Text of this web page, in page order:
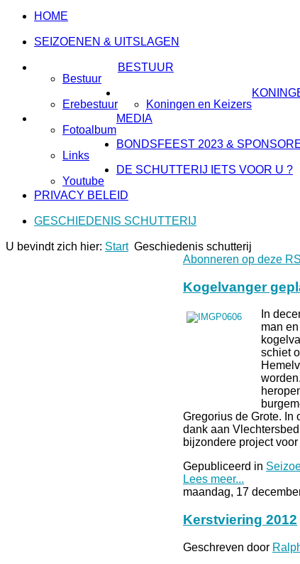
HOME
SEIZOENEN & UITSLAGEN
BESTUUR
Bestuur
Erebestuur
Koningen en Keizers
MEDIA
Fotoalbum
Links
Youtube
BONDSFEEST 2023 &
DE SCHUTTERIJ IETS VOOR U ?
PRIVACY BELEID
GESCHIEDENIS SCHUTTERIJ
U bevindt zich hier: Start Geschiedenis schutterij
Abonneren op deze
Kogelvanger
In
man
schiet
Gregorius de Grote. In
dank aan
bijzondere project
Gepubliceerd in
Lees meer...
maandag, 17
Kerstviering 2012
Geschreven door